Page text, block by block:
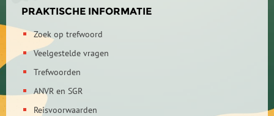
PRAKTISCHE INFORMATIE
Zoek op trefwoord
Veelgestelde vragen
Trefwoorden
ANVR en SGR
Reisvoorwaarden